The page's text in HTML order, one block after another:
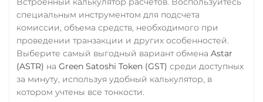
специальным инструментом для подсчета
комиссии, объема средств, необходимого при
проведении транзакции и других особенностей.
Выберите самый выгодный вариант обмена Astar
(ASTR) на Green Satoshi Token (GST) среди доступных
за минуту, используя удобный калькулятор, в
котором учтены все тонкости.